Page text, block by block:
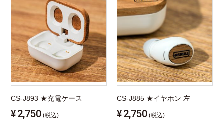
CS-J893 ★充電ケース
¥2,750 (税込)
CS-J885 ★イヤホン 左
¥2,750 (税込)